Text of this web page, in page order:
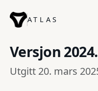
ATLAS
Versjon
Utgitt 20. mars